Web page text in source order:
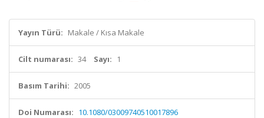
Yayın Türü: Makale / Kısa Makale
Cilt numarası: 34 Sayı: 1
Basım Tarihi: 2005
Doi Numarası: 10.1080/03009740510017896